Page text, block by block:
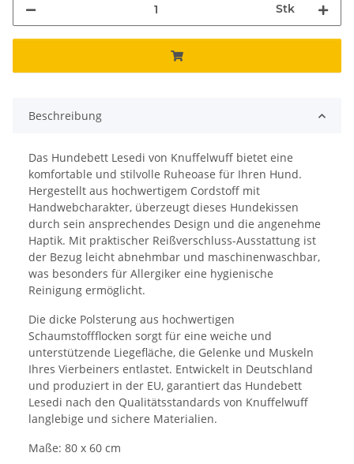
Stk
Beschreibung
Das Hundebett Lesedi von Knuffelwuff bietet eine
komfortable und stilvolle Ruheoase für Ihren Hund.
Hergestellt aus hochwertigem Cordstoff mit
Handwebcharakter, überzeugt dieses Hundekissen
durch sein ansprechendes Design und die angenehme
Haptik. Mit praktischer Reißverschluss-Ausstattung ist
der Bezug leicht abnehmbar und maschinenwaschbar,
was besonders für Allergiker eine hygienische
Reinigung ermöglicht.
Die dicke Polsterung aus hochwertigen
Schaumstoffflocken sorgt für eine weiche und
unterstützende Liegefläche, die Gelenke und Muskeln
Ihres Vierbeiners entlastet. Entwickelt in Deutschland
und produziert in der EU, garantiert das Hundebett
Lesedi nach den Qualitätsstandards von Knuffelwuff
langlebige und sichere Materialien.
Maße: 80 x 60 cm